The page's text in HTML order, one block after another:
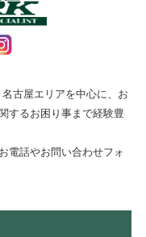
古屋エリアを中心に、お
するお困り事まで経験豊
電話やお問い合わせフォ